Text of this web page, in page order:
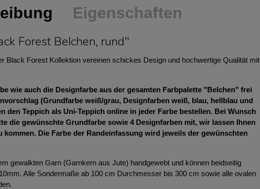
Eigenschaften
Forest Belchen, rund"
Black Forest Kollektion vereinen schickes Design und hochwertige Qualität mit
wie auch die Designfarbe aus der gesamten Farbpalette "Belchen" frei
(Grundfarbe weiß/grau, Designfarben weiß, blau, hellblau und
den Teppich als Uni-Teppich online in jeder Farbe bestellen. Bei Wunsch
die gewünschte Grundfarbe sowie 4 Designfarben mit, wir lassen Ihnen
Die Farbe der Randeinfassung wird jeweils der gewünschten
gewalkten Garn (Garnkern aus Jute) handgewebt und können beidseitig
Alle Sondermaße ab 100 cm Durchmesser bis 300 cm sowie alle ovalen